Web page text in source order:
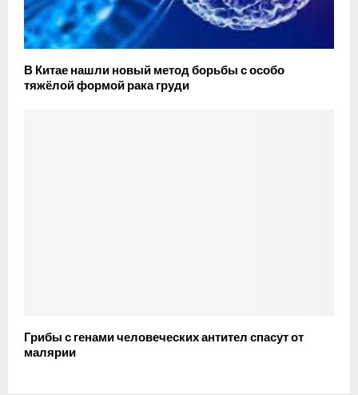
В Китае нашли новый метод борьбы с особо
тяжёлой формой рака груди
Грибы с генами человеческих антител спасут от
малярии